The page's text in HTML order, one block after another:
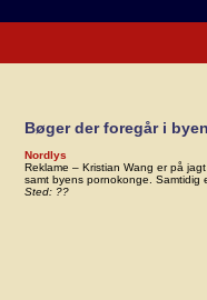
Bøger der foregår i
Nordlys
Reklame – Kristian Wang er på
samt byens pornokonge. Samtidig
Sted: ??